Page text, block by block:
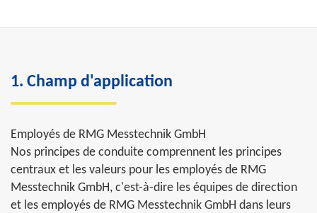
1. Champ d'application
Employés de RMG Messtechnik GmbH
Nos principes de conduite comprennent les principes
centraux et les valeurs pour les employés de RMG
Messtechnik GmbH, c'est-à-dire les équipes de direction
et les employés de RMG Messtechnik GmbH dans leurs